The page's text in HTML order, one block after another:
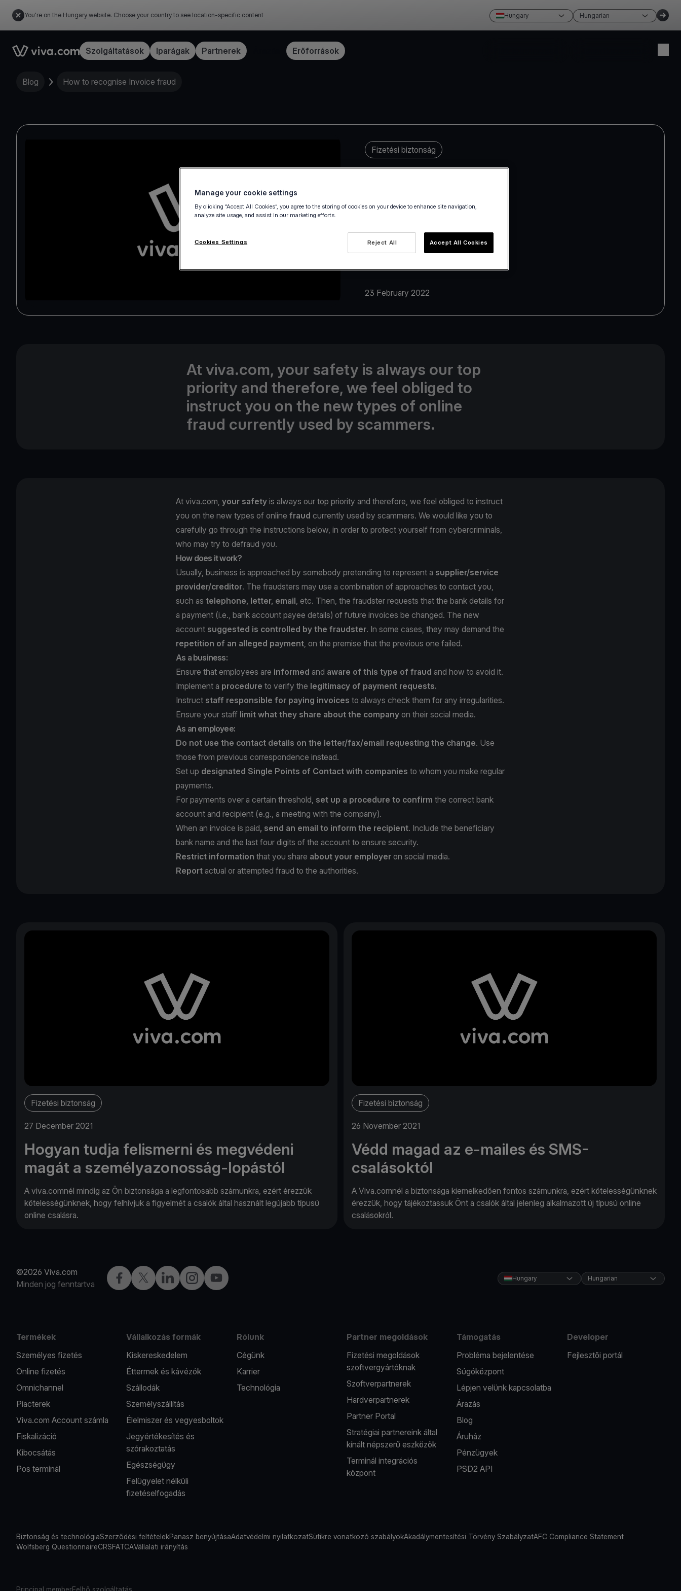
You're on the Hungary website. Choose your country to see location-specific content Hungary Hungarian
Link to the homepageSzolgáltatások Iparágak Partnerek Erőforrások
Blog How to recognise Invoice fraud
Fizetési biztonság
23 February 2022
At viva.com, your safety is always our top
priority and therefore, we feel obliged to
instruct you on the new types of online
fraud currently used by scammers.
At viva.com, your safety is always our top priority and therefore, we feel obliged to instruct
you on the new types of online fraud currently used by scammers. We would like you to
carefully go through the instructions below, in order to protect yourself from cybercriminals,
who may try to defraud you.
How does it work?
Usually, business is approached by somebody pretending to represent a supplier/service
provider/creditor. The fraudsters may use a combination of approaches to contact you,
such as telephone, letter, email , etc. Then, the fraudster requests that the bank details for
a payment (i.e., bank account payee details) of future invoices be changed. The new
account suggested is controlled by the fraudster. In some cases, they may demand the
repetition of an alleged payment , on the premise that the previous one failed.
As a business:
Ensure that employees are informed and aware of this type of fraud and how to avoid it.
Implement a procedure to verify the legitimacy of payment requests.
Instruct staff responsible for paying invoices to always check them for any irregularities.
Ensure your staff limit what they share about the company on their social media.
As an employee:
Do not use the contact details on the letter/fax/email requesting the change. Use
those from previous correspondence instead.
Set up designated Single Points of Contact with companies to whom you make regular
payments.
For payments over a certain threshold, set up a procedure to confirm the correct bank
account and recipient (e.g., a meeting with the company).
When an invoice is paid, send an email to inform the recipient. Include the beneficiary
bank name and the last four digits of the account to ensure security.
Restrict information that you share about your employer on social media.
Report actual or attempted fraud to the authorities.
Fizetési biztonság
27 December 2021
Hogyan tudja felismerni és megvédeni
magát a személyazonosság-lopástól
A viva.comnél mindig az Ön biztonsága a legfontosabb számunkra, ezért érezzük
kötelességünknek, hogy felhívjuk a figyelmét a csalók által használt legújabb típusú
online csalásra.
Fizetési biztonság
26 November 2021
Védd magad az e-mailes és SMS-
csalásoktól
A Viva.comnél a biztonsága kiemelkedően fontos számunkra, ezért kötelességünknek
érezzük, hogy tájékoztassuk Önt a csalók által jelenleg alkalmazott új típusú online
csalásokról.
©2026 Viva.com
Minden jog fenntartva
FacebookTwitterLinkedInInstagramYouTube Hungary Hungarian
Termékek
Személyes fizetés
Online fizetés
Omnichannel
Piacterek
Viva.com Account számla
Fiskalizáció
Kibocsátás
Pos terminál
Vállalkozás formák
Kiskereskedelem
Éttermek és kávézók
Szállodák
Személyszállítás
Élelmiszer és vegyesboltok
Jegyértékesítés és
szórakoztatás
Egészségügy
Felügyelet nélküli
fizetéselfogadás
Rólunk
Cégünk
Karrier
Technológia
Partner megoldások
Fizetési megoldások
szoftvergyártóknak
Szoftverpartnerek
Hardverpartnerek
Partner Portal
Stratégiai partnereink által
kínált népszerű eszközök
Terminál integrációs
központ
Támogatás
Probléma bejelentése
Súgóközpont
Lépjen velünk kapcsolatba
Árazás
Blog
Áruház
Pénzügyek
PSD2 API
Developer
Fejlesztői portál
Biztonság és technológiaSzerződési feltételekPanasz benyújtásaAdatvédelmi nyilatkozatSütikre vonatkozó szabályokAkadálymentesítési Törvény SzabályzatAFC Compliance Statement
Wolfsberg QuestionnaireCRSFATCAVállalati irányítás
Principal memberFelhő szolgáltatás
Manage your cookie settings
By clicking “Accept All Cookies”, you agree to the storing of cookies on your device to enhance site navigation,
analyze site usage, and assist in our marketing efforts.
Reject All Accept All Cookies
Cookies Settings